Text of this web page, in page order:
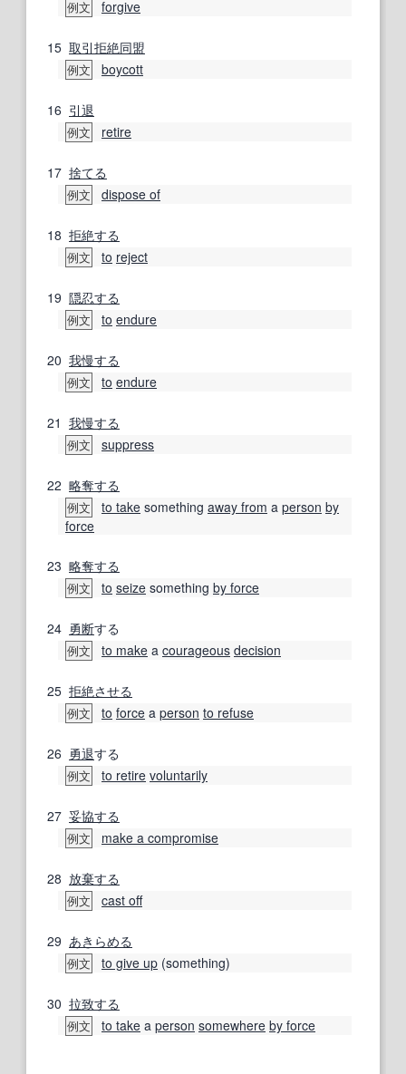
例文 forgive
15 取引拒絶同盟
例文 boycott
16 引退
例文 retire
17 捨てる
例文 dispose of
18 拒絶する
例文 to reject
19 隠忍する
例文 to endure
20 我慢する
例文 to endure
21 我慢する
例文 suppress
22 略奪する
例文 to take something away from a person by
force
23 略奪する
例文 to seize something by force
24 勇断する
例文 to make a courageous decision
25 拒絶させる
例文 to force a person to refuse
26 勇退する
例文 to retire voluntarily
27 妥協する
例文 make a compromise
28 放棄する
例文 cast off
29 あきらめる
例文 to give up (something)
30 拉致する
例文 to take a person somewhere by force